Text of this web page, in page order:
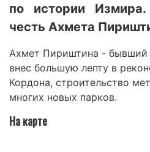
по истории
честь Ахмета
Ахмет Пириштина - бывший
внес большую лепту в
Кордона, строительство
многих новых парков.
На карте